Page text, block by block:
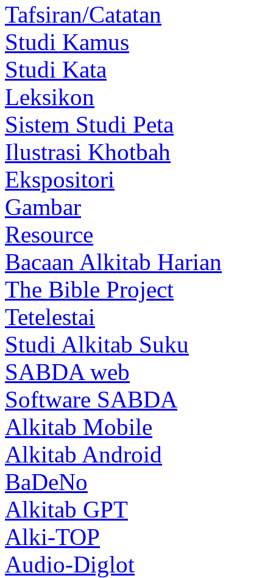
Tafsiran/Catatan
Studi Kamus
Studi Kata
Leksikon
Sistem Studi Peta
Ilustrasi Khotbah
Ekspositori
Gambar
Resource
Bacaan Alkitab Harian
The Bible Project
Tetelestai
Studi Alkitab Suku
SABDA web
Software SABDA
Alkitab Mobile
Alkitab Android
BaDeNo
Alkitab GPT
Alki-TOP
Audio-Diglot